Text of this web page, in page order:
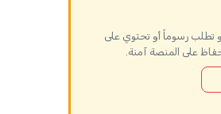
تطلب رسوماً أو تحتوي على
على المنصة آمنة.